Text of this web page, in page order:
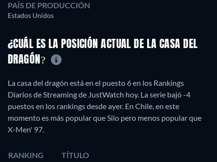
PAÍS DE PRODUCCIÓN
Estados Unidos
¿CUÁL ES LA POSICIÓN ACTUAL DE LA CASA DEL
DRAGÓN?
La casa del dragón está en el puesto 6 en los Rankings
Diarios de Streaming de JustWatch hoy. La serie bajó -4
puestos en los rankings desde ayer. En Chile, en este
momento es más popular que Silo pero menos popular que
X-Men' 97.
RANKING TÍTULO